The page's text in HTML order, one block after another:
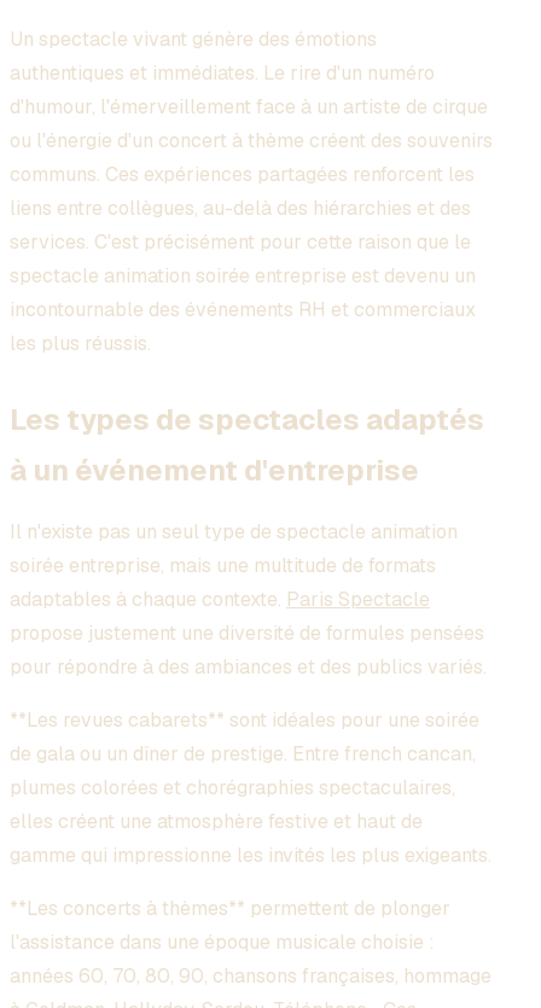
Un spectacle vivant génère des émotions
authentiques et immédiates. Le rire d'un numéro
d'humour, l'émerveillement face à un artiste de cirque
ou l'énergie d'un concert à thème créent des souvenirs
communs. Ces expériences partagées renforcent les
liens entre collègues, au-delà des hiérarchies et des
services. C'est précisément pour cette raison que le
spectacle animation soirée entreprise est devenu un
incontournable des événements RH et commerciaux
les plus réussis.
Les types de spectacles adaptés
à un événement d'entreprise
Il n'existe pas un seul type de spectacle animation
soirée entreprise, mais une multitude de formats
adaptables à chaque contexte. Paris Spectacle
propose justement une diversité de formules pensées
pour répondre à des ambiances et des publics variés.
**Les revues cabarets** sont idéales pour une soirée
de gala ou un dîner de prestige. Entre french cancan,
plumes colorées et chorégraphies spectaculaires,
elles créent une atmosphère festive et haut de
gamme qui impressionne les invités les plus exigeants.
**Les concerts à thèmes** permettent de plonger
l'assistance dans une époque musicale choisie :
années 60, 70, 80, 90, chansons françaises, hommage